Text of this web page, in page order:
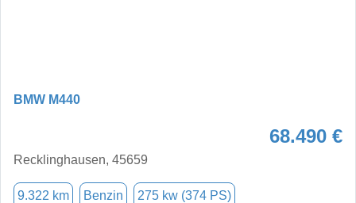
BMW M440
68.490 €
Recklinghausen, 45659
9.322 km Benzin 275 kw (374 PS)